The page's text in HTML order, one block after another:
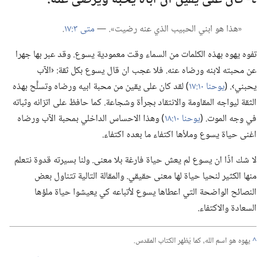
‏«هذا هو ابني الحبيب الذي عنه رضيت».‏ —‏متى ٣:‏١٧
‏.‏
تفوه يهوه بهذه الكلمات من السماء وقت معمودية يسوع.‏ وقد عبر بها جهرا
عن محبته لابنه ورضاه عنه.‏ فلا عجب ان قال يسوع بكل ثقة:‏ ‹الآب
يحبني›.‏ (‏يوحنا ١٠:‏١٧
‏)‏ لقد كان على يقين من محبة ابيه ورضاه وتسلَّح بهذه
الثقة ليواجه المقاومة والانتقاد بجرأة وشجاعة.‏ كما حافظ على اتزانه وثباته
في وجه الموت.‏ (‏يوحنا ١٠:‏١٨
‏)‏ وهذا الاحساس الداخلي بمحبة الآب ورضاه
اغنى حياة يسوع وملأها اكتفاء ما بعده اكتفاء.‏
لا شك اذًا ان يسوع لم يعش حياة فارغة بلا معنى.‏ ولنا بسيرته قدوة نتعلم
منها الكثير لنحيا حياة لها معنى حقيقي.‏ والمقالة التالية تتناول بعض
النصائح الواضحة التي اعطاها يسوع لأتباعه كي يعيشوا حياة ملؤها
السعادة والاكتفاء.‏
^يهوه هو اسم الله،‏ كما يُظهر الكتاب المقدس.‏